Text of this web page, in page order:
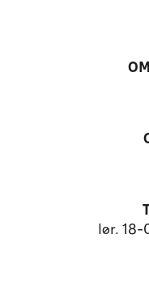
lør.